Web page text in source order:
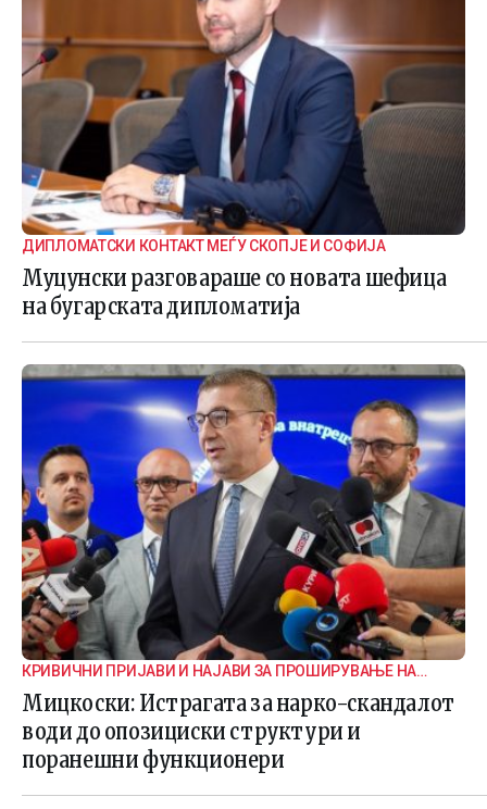
ДИПЛОМАТСКИ КОНТАКТ МЕЃУ СКОПЈЕ И СОФИЈА
Муцунски разговараше со новата шефица
на бугарската дипломатија
КРИВИЧНИ ПРИЈАВИ И НАЈАВИ ЗА ПРОШИРУВАЊЕ НА
ИСТРАГАТА
Мицкоски: Истрагата за нарко-скандалот
води до опозициски структури и
поранешни функционери